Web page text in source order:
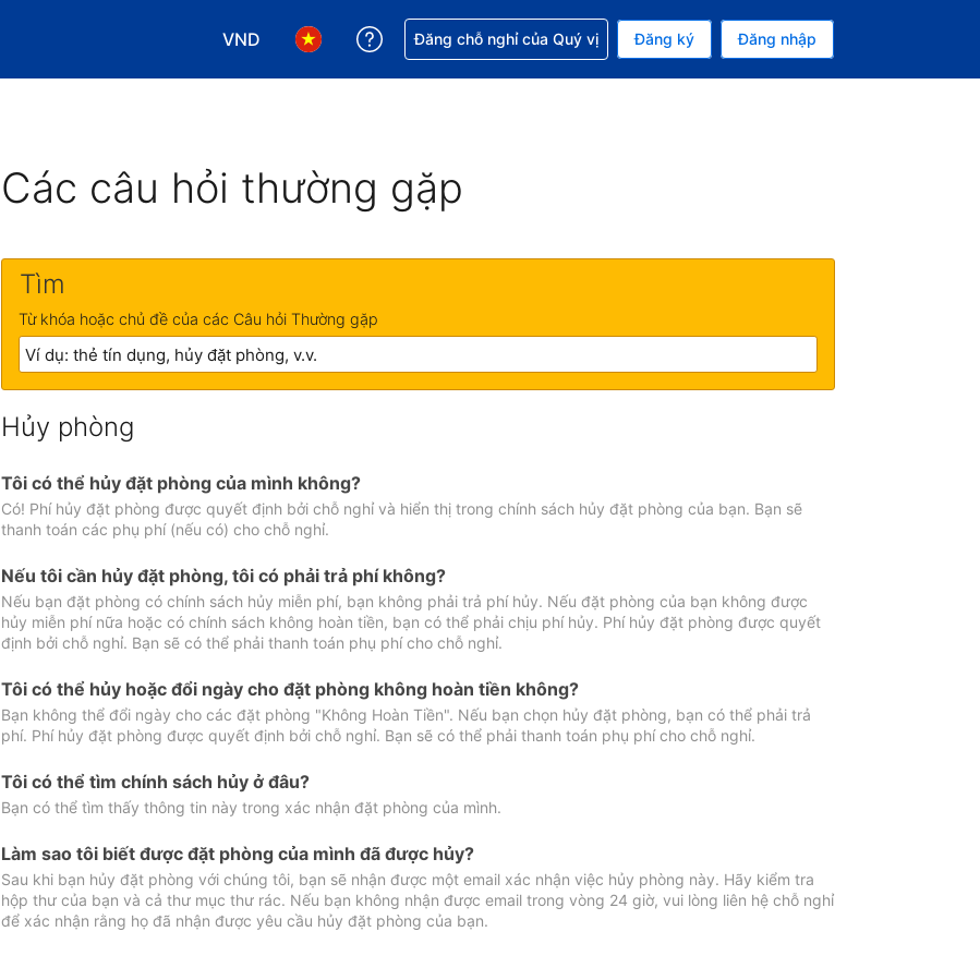
VND
Chọn loại tiền tệ của bạn. Loại tiền tệ hiện tại của bạn là Đồng
Chọn ngôn ngữ của bạn. Ngôn ngữ hiện tại của bạn là Tiếng Việt
Nhận trợ giúp với đặt chỗ
Đăng chỗ nghỉ của Quý vị Đăng ký Đăng nhập
Các câu hỏi thường gặp
Tìm
Từ khóa hoặc chủ đề của các Câu hỏi Thường gặp
Hủy phòng
Tôi có thể hủy đặt phòng của mình không?
Có! Phí hủy đặt phòng được quyết định bởi chỗ nghỉ và hiển thị trong chính sách hủy đặt phòng của bạn. Bạn sẽ
thanh toán các phụ phí (nếu có) cho chỗ nghỉ.
Nếu tôi cần hủy đặt phòng, tôi có phải trả phí không?
Nếu bạn đặt phòng có chính sách hủy miễn phí, bạn không phải trả phí hủy. Nếu đặt phòng của bạn không được
hủy miễn phí nữa hoặc có chính sách không hoàn tiền, bạn có thể phải chịu phí hủy. Phí hủy đặt phòng được quyết
định bởi chỗ nghỉ. Bạn sẽ có thể phải thanh toán phụ phí cho chỗ nghỉ.
Tôi có thể hủy hoặc đổi ngày cho đặt phòng không hoàn tiền không?
Bạn không thể đổi ngày cho các đặt phòng "Không Hoàn Tiền". Nếu bạn chọn hủy đặt phòng, bạn có thể phải trả
phí. Phí hủy đặt phòng được quyết định bởi chỗ nghỉ. Bạn sẽ có thể phải thanh toán phụ phí cho chỗ nghỉ.
Tôi có thể tìm chính sách hủy ở đâu?
Bạn có thể tìm thấy thông tin này trong xác nhận đặt phòng của mình.
Làm sao tôi biết được đặt phòng của mình đã được hủy?
Sau khi bạn hủy đặt phòng với chúng tôi, bạn sẽ nhận được một email xác nhận việc hủy phòng này. Hãy kiểm tra
hộp thư của bạn và cả thư mục thư rác. Nếu bạn không nhận được email trong vòng 24 giờ, vui lòng liên hệ chỗ nghỉ
để xác nhận rằng họ đã nhận được yêu cầu hủy đặt phòng của bạn.